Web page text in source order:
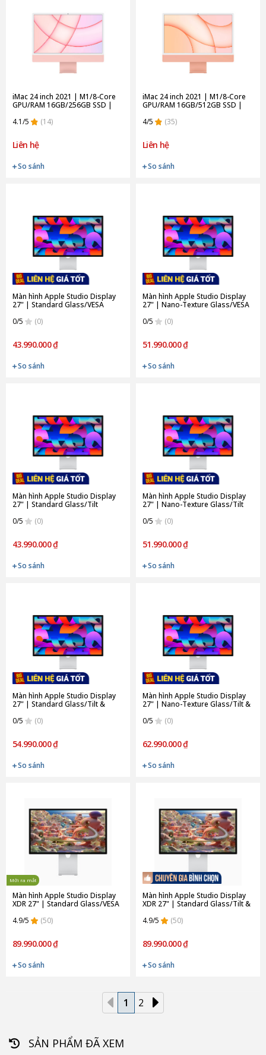
iMac 24 inch 2021 | M1/8-Core
GPU/RAM 16GB/256GB SSD |
4.1/5
(14)
Liên hệ
So sánh
iMac 24 inch 2021 | M1/8-Core
GPU/RAM 16GB/512GB SSD |
4/5
(35)
Liên hệ
So sánh
Màn hình Apple Studio Display
27" | Standard Glass/VESA
0/5
(0)
43.990.000 ₫
So sánh
Màn hình Apple Studio Display
27" | Nano-Texture Glass/VESA
0/5
(0)
51.990.000 ₫
So sánh
Màn hình Apple Studio Display
27" | Standard Glass/Tilt
0/5
(0)
43.990.000 ₫
So sánh
Màn hình Apple Studio Display
27" | Nano-Texture Glass/Tilt
0/5
(0)
51.990.000 ₫
So sánh
Màn hình Apple Studio Display
27" | Standard Glass/Tilt &
Hãng)
0/5 (0)
54.990.000 ₫
So sánh
Màn hình Apple Studio Display
27" | Nano-Texture Glass/Tilt &
Hãng)
0/5 (0)
62.990.000 ₫
So sánh
Mới ra mắt
Màn hình Apple Studio Display
XDR 27" | Standard Glass/VESA
4.9/5
(50)
89.990.000 ₫
So sánh
Màn hình Apple Studio Display
XDR 27" | Standard Glass/Tilt &
hãng)
4.9/5 (50)
89.990.000 ₫
So sánh
1 2
SẢN PHẨM ĐÃ XEM